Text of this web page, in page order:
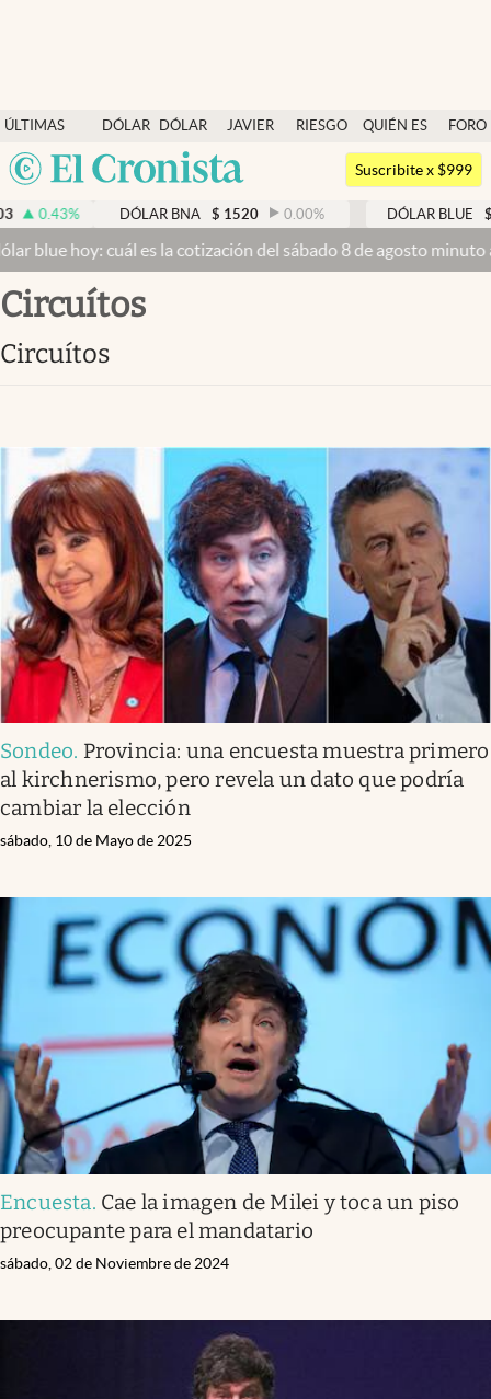
ÚLTIMAS
NOTICIAS
DÓLAR
DÓLAR
BLUE
JAVIER
RIESGO
QUIÉN ES
QUIÉN
FORO
Argentina
México
Dólar
Members
Economía y Política
Finanzas y Mercados
Mercados Online
Apertura
Infotechnology
Clase
Clima
Mundial 2026
Eventos Corporativos
El Cronista Studio
Mediakit
abre en nueva pestaña
Argentina
Suscribite x $999
0.43% DÓLAR BNA $ 1520 0.00% DÓLAR BLUE $
hoy: cuál es la cotización del sábado 8 de agosto minuto a
circuítos
circuítos
Sondeo. Provincia: una encuesta muestra primero
al kirchnerismo, pero revela un dato que podría
cambiar la elección
sábado, 10 de Mayo de 2025
Encuesta. Cae la imagen de Milei y toca un piso
preocupante para el mandatario
sábado, 02 de Noviembre de 2024